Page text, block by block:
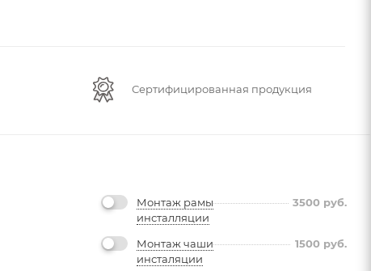
Сертифицированная продукция
Монтаж рамы
инсталляции
3500 руб.
Монтаж чаши
инсталяции
1500 руб.